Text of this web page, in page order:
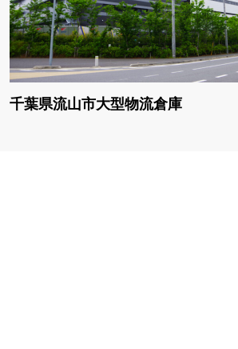
千葉県流山市大型物流倉庫